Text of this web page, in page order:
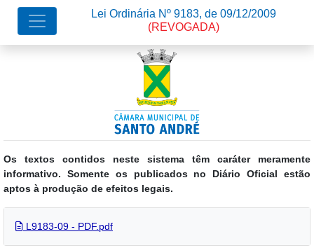
Os textos contidos neste sistema têm caráter meramente
informativo. Somente os publicados no Diário Oficial estão
aptos à produção de efeitos legais.
Lei Ordinária Nº 9183, de 09/12/2009
(REVOGADA)
L9183-09 - PDF.pdf